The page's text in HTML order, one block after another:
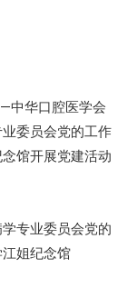
中华口腔医学会
委员会党的工作
馆开展党建活动
专业委员会党的
姐纪念馆